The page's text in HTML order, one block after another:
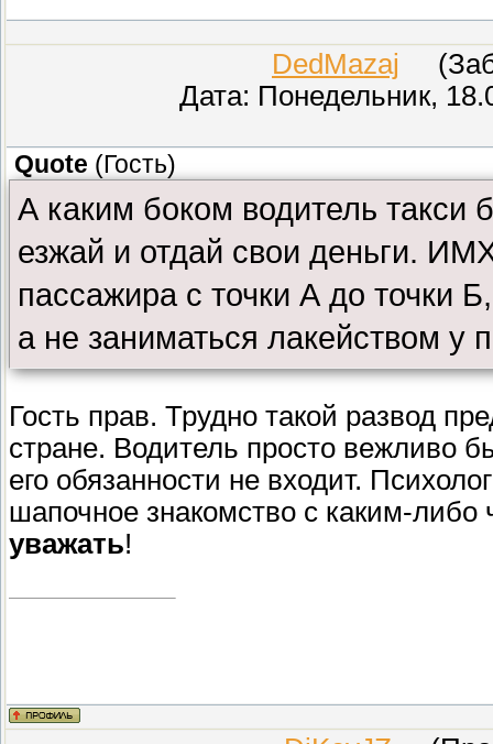
DedMazaj
Дата: Понедельник,
Quote (Гость)
А каким боком водитель такси
езжай и отдай свои деньги.
пассажира с точки А до точки
а не заниматься лакейством у
Гость прав. Трудно такой развод
стране. Водитель просто вежливо
его обязанности не входит.
шапочное знакомство с каким-
уважать!